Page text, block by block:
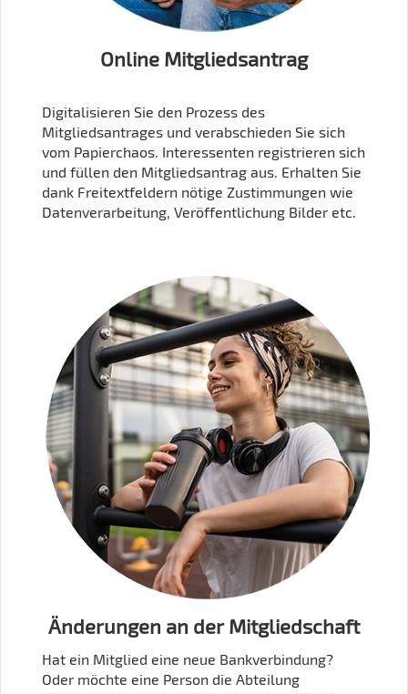
Online Mitgliedsantrag
Digitalisieren Sie den Prozess des
Mitgliedsantrages und verabschieden Sie sich
vom Papierchaos. Interessenten registrieren sich
und füllen den Mitgliedsantrag aus. Erhalten Sie
dank Freitextfeldern nötige Zustimmungen wie
Datenverarbeitung, Veröffentlichung Bilder etc.
Änderungen an der Mitgliedschaft
Hat ein Mitglied eine neue Bankverbindung?
Oder möchte eine Person die Abteilung